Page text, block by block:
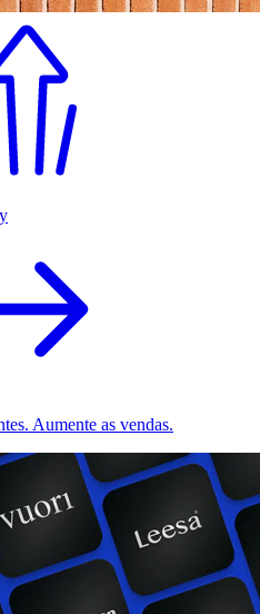
Aumente as vendas.